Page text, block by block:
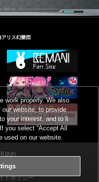
アリス幻樂団
規約
送信について
トポリシー
work properly. We also
website, to provide
your interest, and to li
you select “Accept All
used on our website.